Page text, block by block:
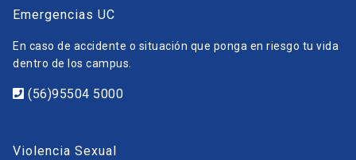
Emergencias UC
En caso de accidente o situación que ponga en riesgo tu vida
dentro de los campus.
(56)95504 5000
Violencia Sexual